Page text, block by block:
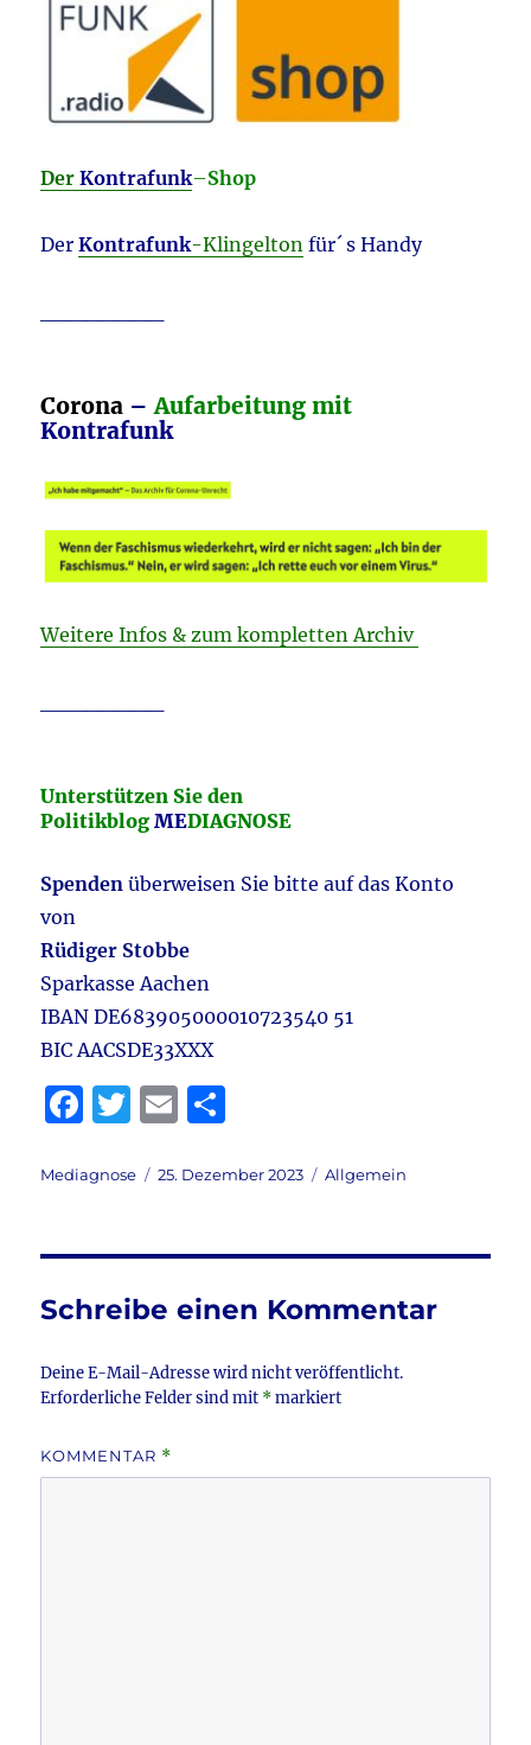
DerKontrafunk–Shop
DerKontrafunk-Klingelton für´ s Handy
Corona –Aufarbeitung mit
Kontrafunk
Weitere Infos & zum kompletten Archiv
Unterstützen Sie den
PolitikblogMEDIAGNOSE
Spenden überweisen Sie bitte auf das Konto
von
Rüdiger St0bbe
Sparkasse Aachen
IBAN DE683905000010723540 51
BIC AACSDE33XXX
F
c
b
o
o
k
T
it
r
E
ai le
Autor
Mediagnose
Veröffentlicht
25. Dezember 2023 Kategorien
Allgemein
Schreibe einen Kommentar
Deine E-Mail-Adresse wird nicht veröffentlicht.
Erforderliche Felder sind mit *markiert
KOMMENTAR *